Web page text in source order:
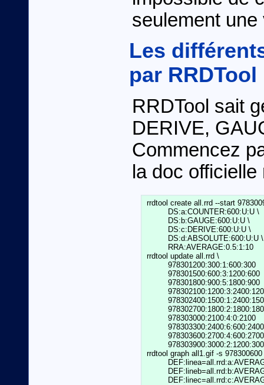
seulement une
Les
par RRDTool
RRDTool sait
DERIVE,
Commencez
la doc officielle
rrdtool create all.rrd --start
          DS:a:COUNTER:600:U:U \
          DS:b:GAUGE:600:U:U \
          DS:c:DERIVE:600:U:U \
          DS:d:ABSOLUTE:600:U:U \
          RRA:AVERAGE:0.5:1:10
rrdtool update all.rrd \
978301200:300:1:600:300
978301500:600:3:1200:600
978301800:900:5:1800:900
978303000:2100:4:0:2100
978303300:2400:6:600:2400
978303600:2700:4:600:2700
rrdtool graph all1.gif -s